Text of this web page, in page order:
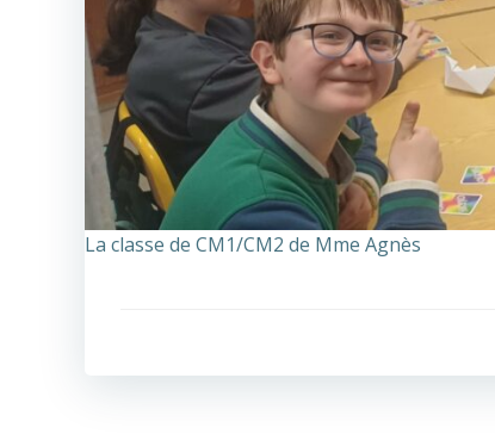
La classe de CM1/CM2 de Mme Agnès